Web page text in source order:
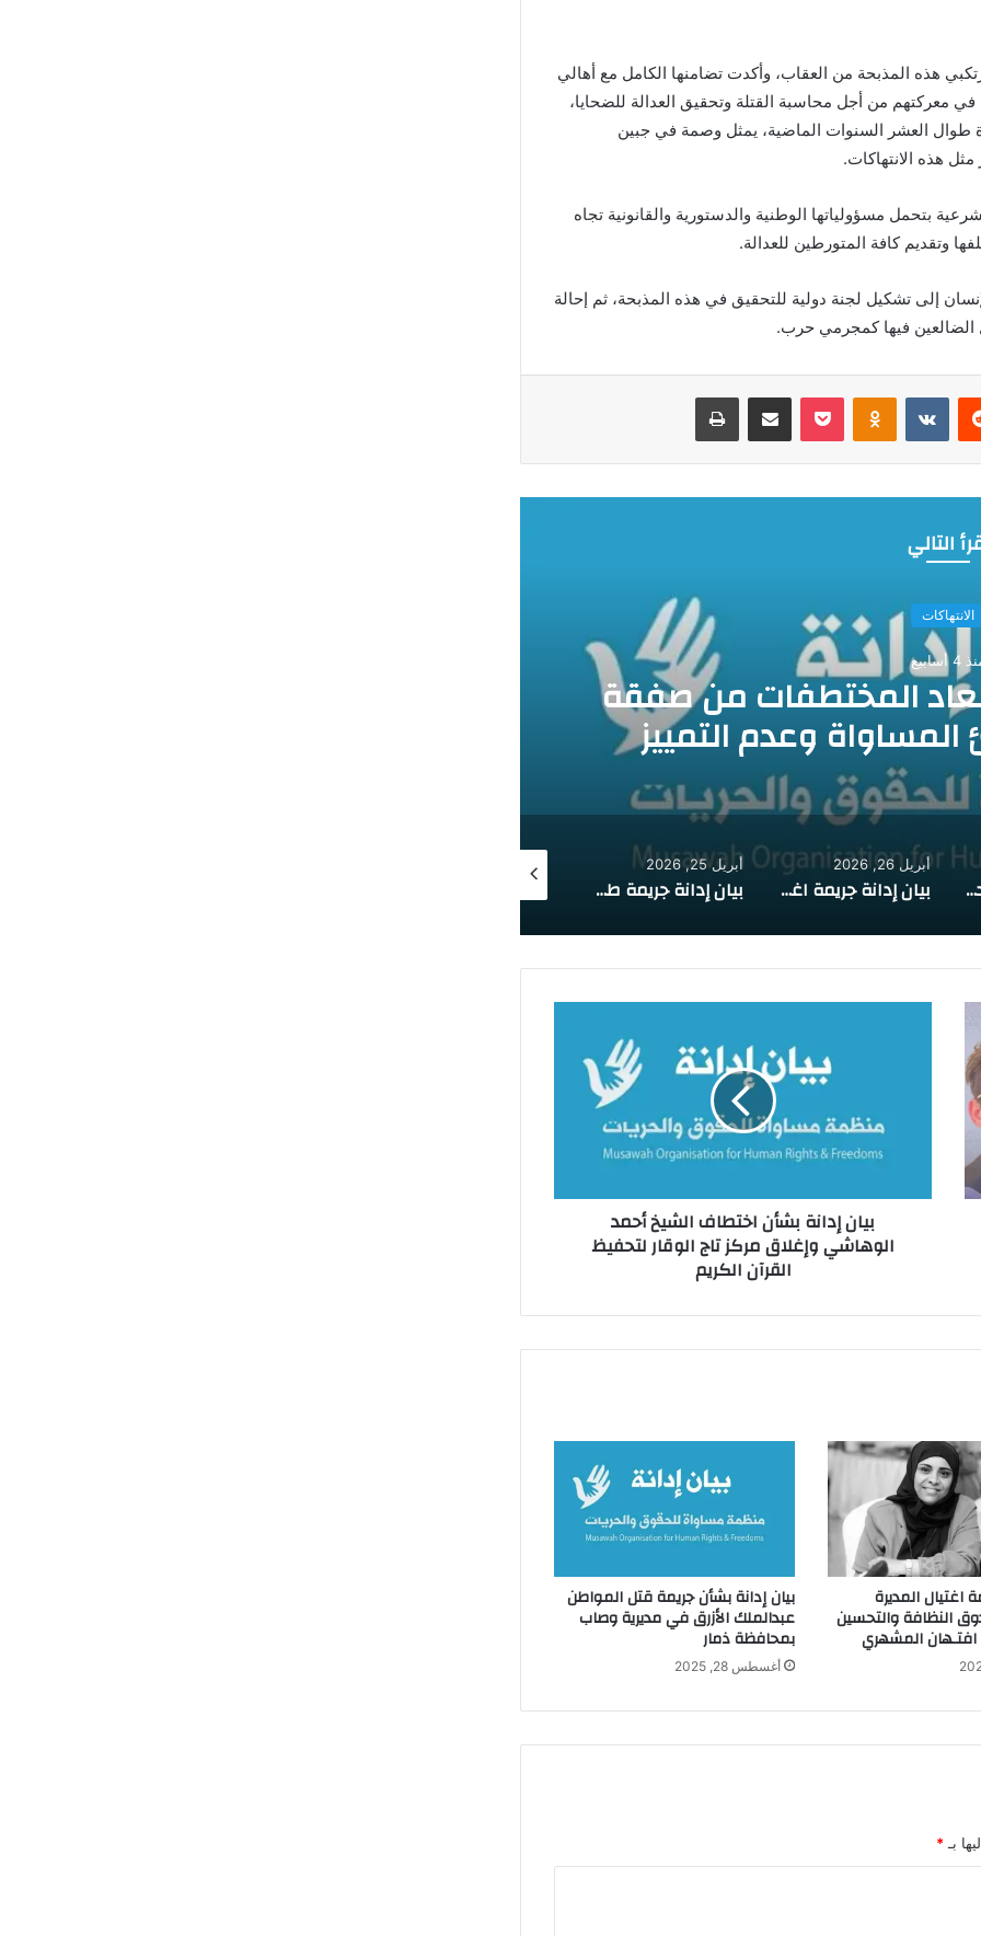
هذه المذبحة من العقاب، وأكدت تضامنها الكامل مع أهالي
معركتهم من أجل محاسبة القتلة وتحقيق العدالة للضحايا،
العشر السنوات الماضية، يمثل وصمة في جبين
مثل هذه الانتهاكات.
بتحمل مسؤولياتها الوطنية والدستورية والقانونية تجاه
وتقديم كافة المتورطين للعدالة.
إلى تشكيل لجنة دولية للتحقيق في هذه المذبحة، ثم إحالة
الضالعين فيها كمجرمي حرب.
Odnoklassniki
بوكيت مشاركة عبر البريد طباعة
التالي
الانتهاكات
أسابيع
المختطفات من صفقة
المساواة وعدم التمييز
منظمة مساواة تدين جريمة اغتيال مراسل قناتي العربية والحدث في حضرموت
أبريل 26, 2026
بيان إدانة جريمة اغتيال القيادي في حزب الإصلاح عبدالرحمن الشاعر
أبريل 25, 2026
بيان إدانة جريمة طعن مسن في مديرية الحداء بمحافظة ذمار
فبراير 2, 2026
بيان إدانة بشأن اختطاف الشيخ أحمد
الوهاشي وإغلاق مركز تاج الوقار لتحفيظ
القرآن الكريم
اغتيال المديرة
النظافة والتحسين
المشهري
بيان إدانة بشأن جريمة قتل المواطن
عبدالملك الأزرق في مديرية وصاب
بمحافظة ذمار
أغسطس 28, 2025
بـ *